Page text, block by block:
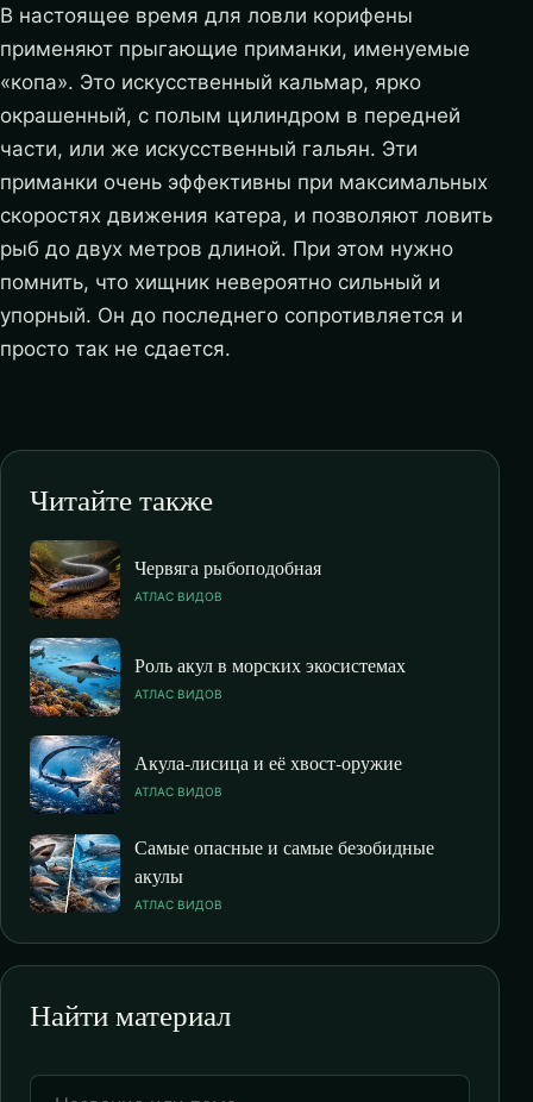
В настоящее время для ловли корифены
применяют прыгающие приманки, именуемые
«копа». Это искусственный кальмар, ярко
окрашенный, с полым цилиндром в передней
части, или же искусственный гальян. Эти
приманки очень эффективны при максимальных
скоростях движения катера, и позволяют ловить
рыб до двух метров длиной. При этом нужно
помнить, что хищник невероятно сильный и
упорный. Он до последнего сопротивляется и
просто так не сдается.
Читайте также
Червяга рыбоподобная
АТЛАС ВИДОВ
Роль акул в морских экосистемах
АТЛАС ВИДОВ
Акула-лисица и её хвост-оружие
АТЛАС ВИДОВ
Самые опасные и самые безобидные
акулы
АТЛАС ВИДОВ
Найти материал